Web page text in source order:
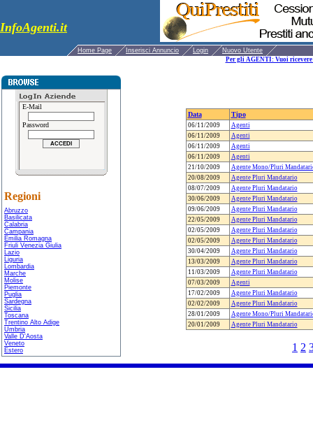
InfoAgenti.it
Home Page Inserisci Annuncio Login
Nuovo Utente
Per gli AGENTI: Vuoi
E-Mail
Password
Regioni
Abruzzo
Basilicata
Calabria
Campania
Emilia Romagna
Friuli Venezia Giulia
Lazio
Liguria
Lombardia
Marche
Molise
Piemonte
Puglia
Sardegna
Sicilia
Toscana
Trentino Alto Adige
Umbria
Valle D'Aosta
Veneto
Estero
Data Tipo
06/11/2009
Agenti
06/11/2009
Agenti
06/11/2009
Agenti
06/11/2009
Agenti
21/10/2009
Agente Mono/Pluri
20/08/2009
Agente Pluri Mandatario
08/07/2009
Agente Pluri Mandatario
30/06/2009
Agente Pluri Mandatario
09/06/2009
Agente Pluri Mandatario
22/05/2009
Agente Pluri Mandatario
02/05/2009
Agente Pluri Mandatario
02/05/2009
Agente Pluri Mandatario
30/04/2009
Agente Pluri Mandatario
13/03/2009
Agente Pluri Mandatario
11/03/2009
Agente Pluri Mandatario
07/03/2009
Agenti
17/02/2009
Agente Pluri Mandatario
02/02/2009
Agente Pluri Mandatario
28/01/2009
Agente Mono/Pluri
20/01/2009
Agente Pluri Mandatario
1 2